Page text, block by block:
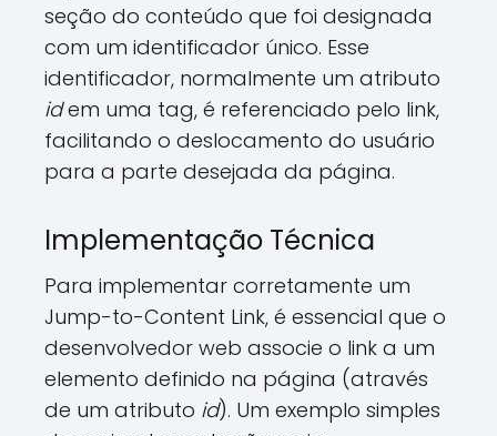
seção do conteúdo que foi designada
com um identificador único. Esse
identificador, normalmente um atributo
idem uma tag, é referenciado pelo link,
facilitando o deslocamento do usuário
para a parte desejada da página.
Implementação Técnica
Para implementar corretamente um
Jump-to-Content Link, é essencial que o
desenvolvedor web associe o link a um
elemento definido na página (através
de um atributo id). Um exemplo simples